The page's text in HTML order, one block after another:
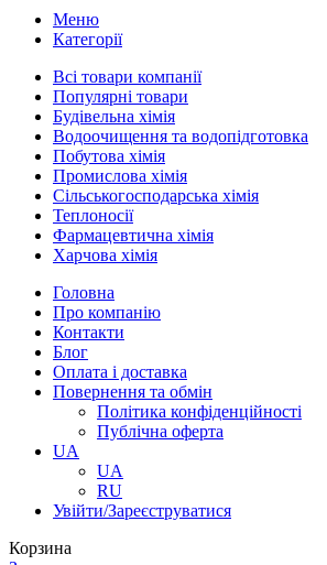
Меню
Категорії
Всі товари компанії
Популярні товари
Будівельна хімія
Водоочищення та водопідготовка
Побутова хімія
Промислова хімія
Сільськогосподарська хімія
Теплоносії
Фармацевтична хімія
Харчова хімія
Головна
Про компанію
Контакти
Блог
Оплата і доставка
Повернення та обмін
Політика конфіденційності
Публічна оферта
UA
UA
RU
Увійти/Зареєструватися
Корзина